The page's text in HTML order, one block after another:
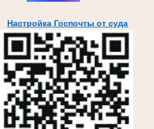
Настройка Госпочты от суда